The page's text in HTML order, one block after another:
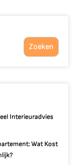
Zoeken
Interieuradvies
Wat Kost